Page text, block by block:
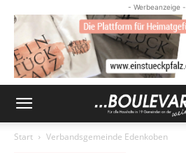
- Werbeanzeige -
Start Verbandsgemeinde Edenkoben